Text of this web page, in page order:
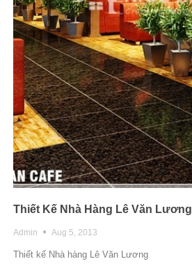
Thiết Kế Nhà Hàng Lê Văn Lương
Admin Aug 5, 2013
Thiết kế Nhà hàng Lê Văn Lương